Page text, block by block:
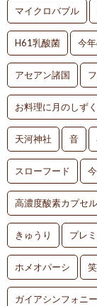
マイクロバブル
H61乳酸菌 今
アセアン諸国
お料理に月のしずく
天河神社 音
スローフード
高濃度酸素カプセル
きゅうり プレ
ホメオパーシ
ガイアシンフォニー